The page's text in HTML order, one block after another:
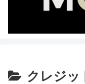
クレジッ